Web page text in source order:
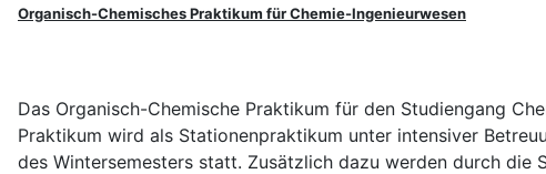
Organisch-Chemisches Praktikum für Chemie-Ingenieurwesen
Das Organisch-Chemische Praktikum für den Studiengang
Praktikum wird als Stationenpraktikum unter intensiver
des Wintersemesters statt. Zusätzlich dazu werden durch